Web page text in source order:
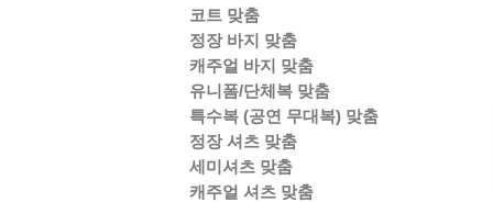
코트 맞춤
정장 바지 맞춤
캐주얼 바지 맞춤
유니폼/단체복 맞춤
특수복 (공연 무대복) 맞춤
정장 셔츠 맞춤
세미셔츠 맞춤
캐주얼 셔츠 맞춤